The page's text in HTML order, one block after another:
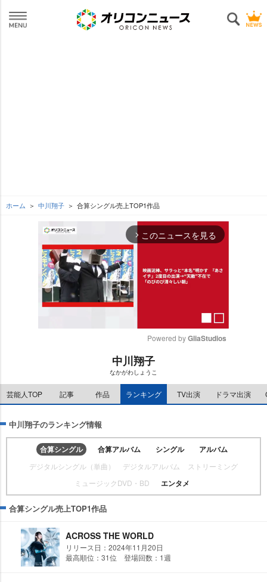
ホーム 中川翔子 合算シングル売上TOP1作品
arrow_forward_ios このニュースを見る
t
e
Powered by GliaStudios
中川翔子
なかがわしょうこ
芸能人TOP 記事 作品 ランキング TV出演 ドラマ出演
中川翔子のランキング情報
合算シングル 合算アルバム シングル アルバム
デジタルシングル（単曲） デジタルアルバム
ストリーミング
ミュージックDVD・BD
エンタメ
合算シングル売上TOP1作品
ACROSS THE WORLD
リリース日：2024年11月20日
最高順位：31位 登場回数：1週